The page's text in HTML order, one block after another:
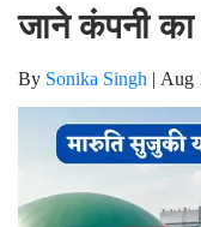
जाने कंपनी का
By Sonika Singh | Aug